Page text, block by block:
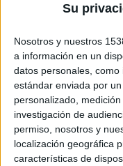
Su
Nosotros y nuestros
a información en un
datos personales,
estándar enviada por
personalizado,
investigación de
permiso, nosotros y
localización geográfica
características de
M+ Liga de
M+ Liga de
Movistar+
Conference
Fase Liga
Lincoln Red Imps
Sigma Olomouc
M+ Liga de
M+ Liga de